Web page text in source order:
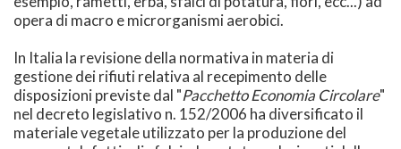
opera di macro e microrganismi aerobici.
In Italia la revisione della normativa in materia di
gestione dei rifiuti relativa al recepimento delle
disposizioni previste dal "Pacchetto Economia Circolare"
nel decreto legislativo n. 152/2006 ha diversificato il
materiale vegetale utilizzato per la produzione del